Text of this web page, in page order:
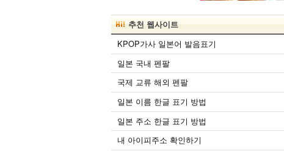
추천 웹사이트
KPOP가사 일본어 발음표기
일본 국내 펜팔
국제 교류 해외 펜팔
일본 이름 한글 표기 방법
일본 주소 한글 표기 방법
내 아이피주소 확인하기